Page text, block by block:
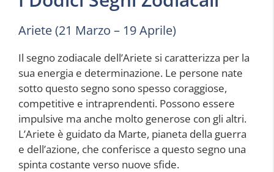
Ariete (21 Marzo – 19 Aprile)
Il segno zodiacale dell’Ariete si caratterizza per la
sua energia e determinazione. Le persone nate
sotto questo segno sono spesso coraggiose,
competitive e intraprendenti. Possono essere
impulsive ma anche molto generose con gli altri.
L’Ariete è guidato da Marte, pianeta della guerra
e dell’azione, che conferisce a questo segno una
spinta costante verso nuove sfide.